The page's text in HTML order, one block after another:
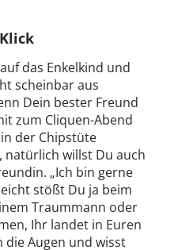
das Enkelkind und
scheinbar aus
Dein bester Freund
zum Cliquen-Abend
der Chipstüte
natürlich willst Du auch
„Ich bin gerne
stößt Du ja beim
Traummann oder
Ihr landet in Euren
die Augen und wisst